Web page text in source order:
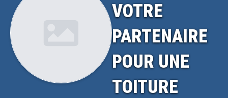
VOTRE
PARTENAIRE
POUR UNE
TOITURE